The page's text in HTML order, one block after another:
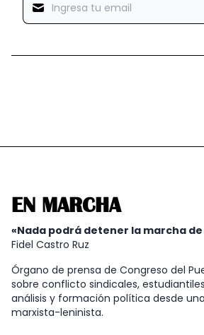
EN MARCHA
«Nada podrá detener la marcha
Fidel Castro Ruz
Órgano de prensa de Congreso del
sobre conflicto sindicales,
análisis y formación política desde
marxista-leninista.